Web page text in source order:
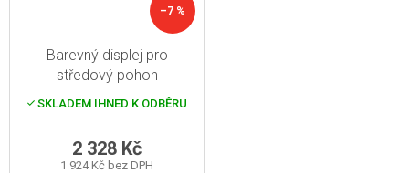
–7 %
Barevný displej pro
středový pohon
SKLADEM IHNED K ODBĚRU
1 924 Kč bez DPH
2 328 Kč